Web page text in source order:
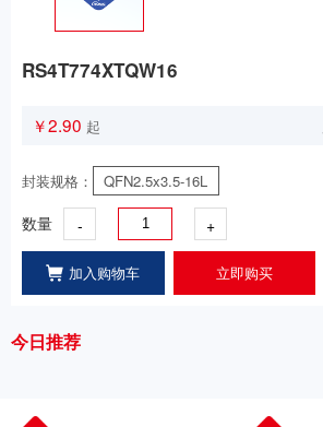
RS4T774XTQW16
￥2.90 起
封装规格： QFN2.5x3.5-16L
数量 - +
加入购物车 立即购买
今日推荐